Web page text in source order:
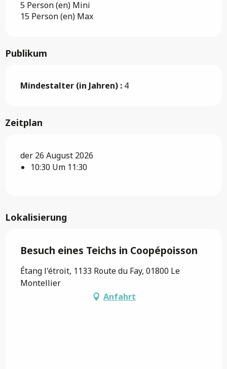
5 Person (en) Mini
15 Person (en) Max
Publikum
Mindestalter (in Jahren) : 4
Zeitplan
der 26 August 2026
10:30 Um 11:30
Lokalisierung
Besuch eines Teichs in Coopépoisson
Étang l'étroit, 1133 Route du Fay, 01800 Le
Montellier
Anfahrt